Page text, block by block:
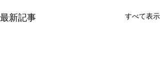
最新記事 すべて表示